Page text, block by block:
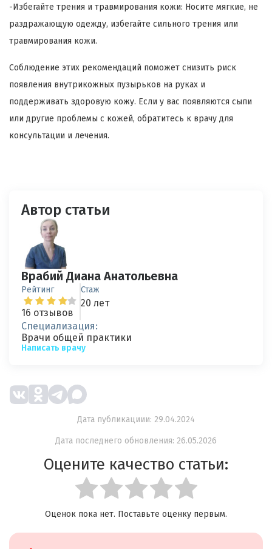
-Избегайте трения и травмирования кожи: Носите мягкие, не
раздражающую одежду, избегайте сильного трения или
травмирования кожи.
Соблюдение этих рекомендаций поможет снизить риск
появления внутрикожных пузырьков на руках и
поддерживать здоровую кожу. Если у вас появляются сыпи
или другие проблемы с кожей, обратитесь к врачу для
консультации и лечения.
Автор статьи
Врабий Диана Анатольевна
Рейтинг
16 отзывов
Стаж
20 лет
Специализация:
Врачи общей практики
Написать врачу
Дата публикациии: 29.04.2024
Дата последнего обновления: 26.05.2026
Оцените качество статьи:
Оценок пока нет. Поставьте оценку первым.